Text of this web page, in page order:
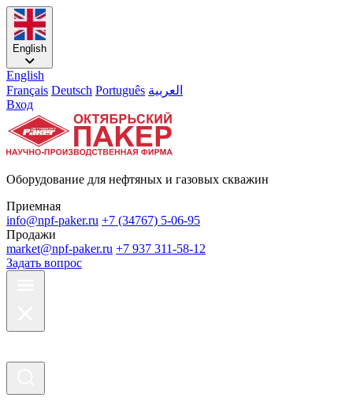
English
English
Français Deutsch Português العربية
Вход
Оборудование для нефтяных и газовых скважин
Приемная
info@npf-paker.ru +7 (34767) 5-06-95
Продажи
market@npf-paker.ru +7 937 311-58-12
Задать вопрос